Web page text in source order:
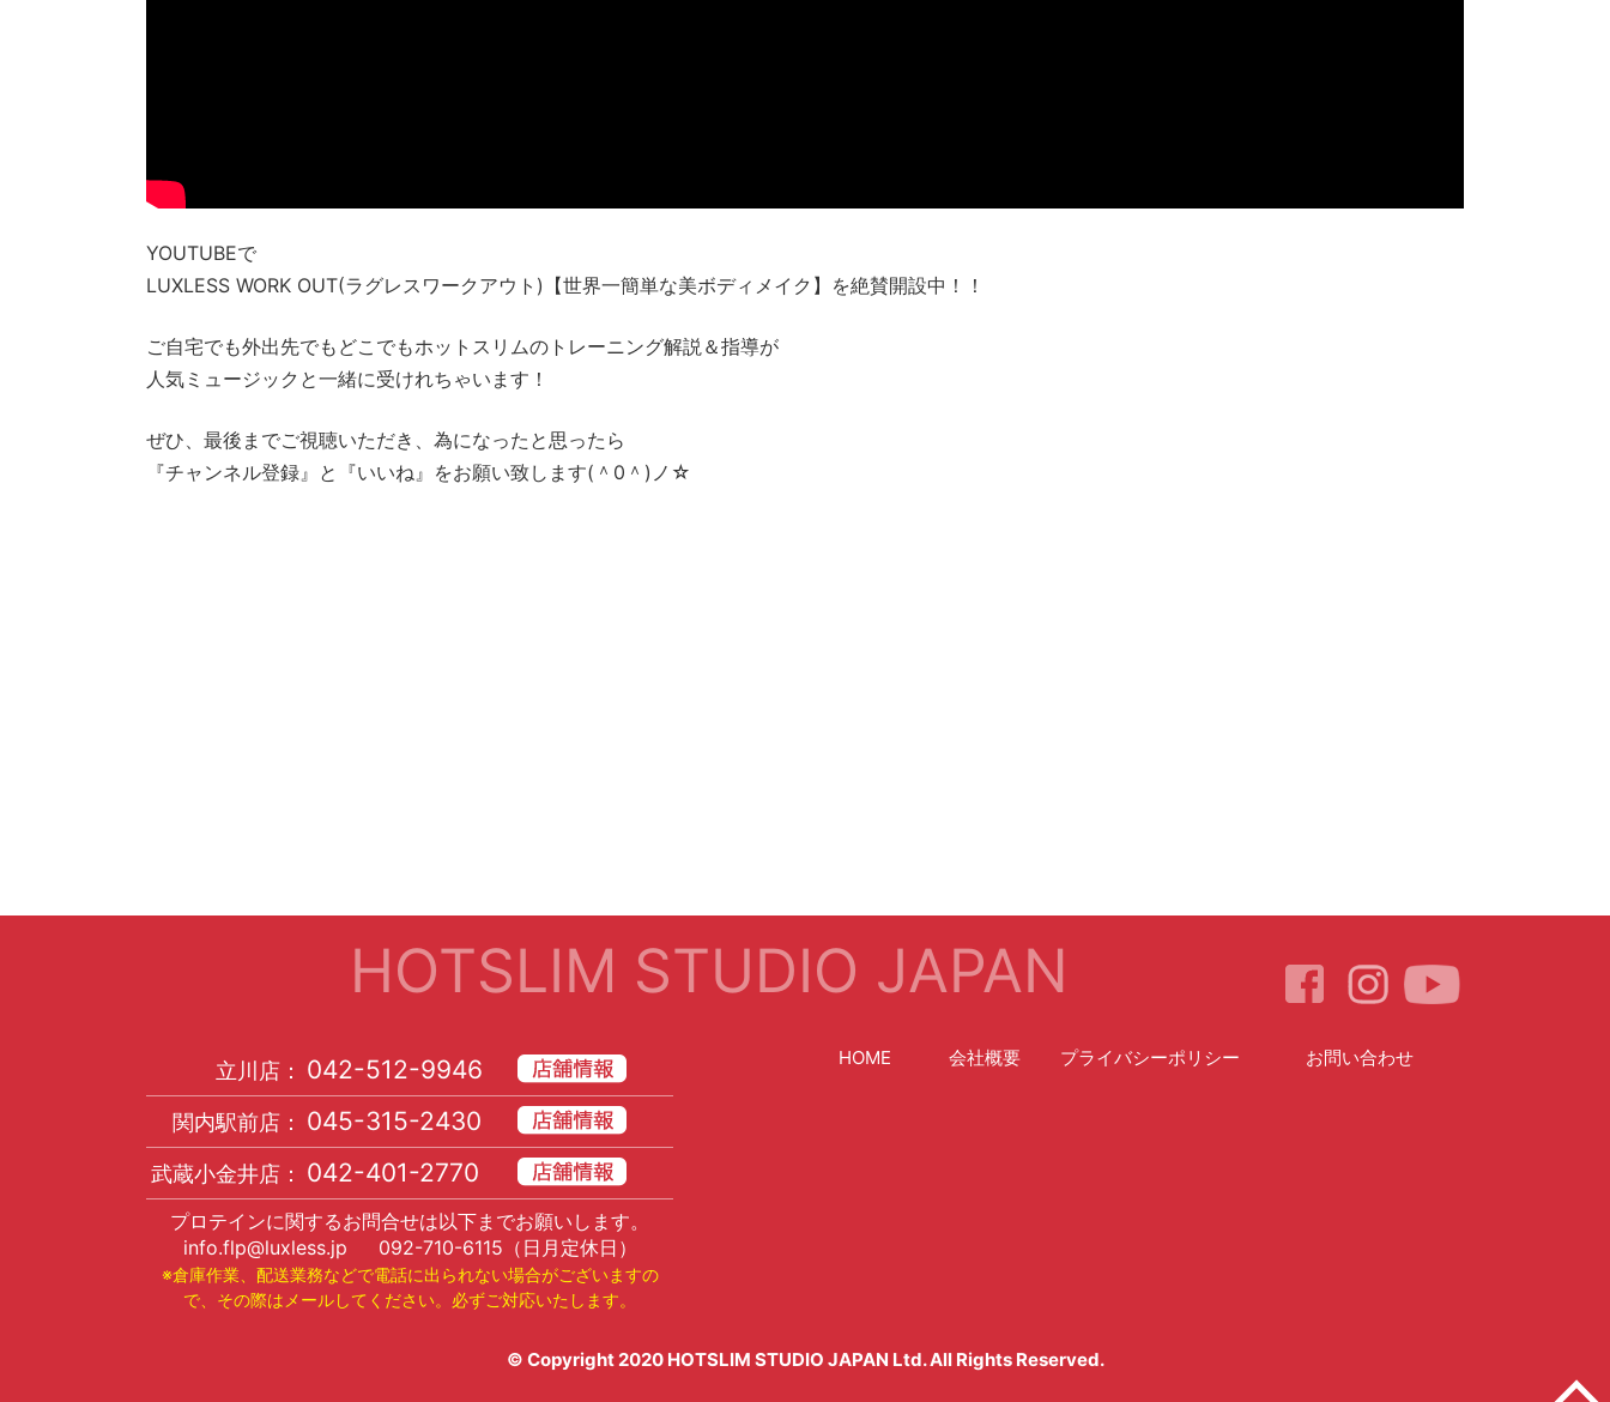
YOUTUBEで
LUXLESS WORK OUT(ラグレスワークアウト)【世界一簡単な美ボディメイク】を絶賛開設中！！
ご自宅でも外出先でもどこでもホットスリムのトレーニング解説＆指導が
人気ミュージックと一緒に受けれちゃいます！
ぜひ、最後までご視聴いただき、為になったと思ったら
『チャンネル登録』と『いいね』をお願い致します(＾0＾)ノ☆
HOTSLIM STUDIO JAPAN
立川店： 042-512-9946
関内駅前店： 045-315-2430
武蔵小金井店： 042-401-2770
プロテインに関するお問合せは以下までお願いします。
info.flp@luxless.jp
092-710-6115 （日月定休日）
※倉庫作業、配送業務などで電話に出られない場合がございますの
で、その際はメールしてください。必ずご対応いたします。
HOME 会社概要 プライバシーポリシー お問い合わせ
© Copyright 2020 HOTSLIM STUDIO JAPAN Ltd. All Rights Reserved.